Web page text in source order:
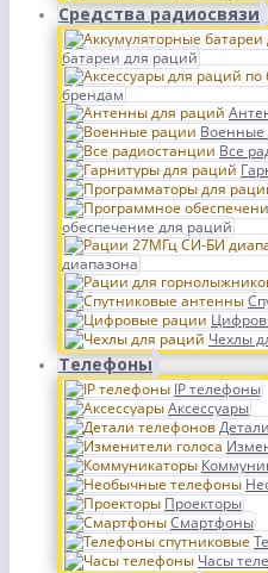
Средства радиосвязи
батареи для раций
брендам
Военные
Все
обеспечение для раций
диапазона
Чехлы
Телефоны
IP телефоны
Аксессуары
Проекторы
Смартфоны
Часы